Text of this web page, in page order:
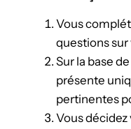
Vous
questions sur
Sur la base
présente
pertinentes
Vous